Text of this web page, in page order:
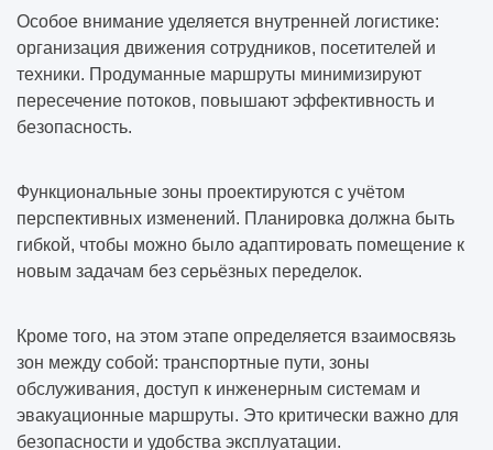
Особое внимание уделяется внутренней логистике:
организация движения сотрудников, посетителей и
техники. Продуманные маршруты минимизируют
пересечение потоков, повышают эффективность и
безопасность.
Функциональные зоны проектируются с учётом
перспективных изменений. Планировка должна быть
гибкой, чтобы можно было адаптировать помещение к
новым задачам без серьёзных переделок.
Кроме того, на этом этапе определяется взаимосвязь
зон между собой: транспортные пути, зоны
обслуживания, доступ к инженерным системам и
эвакуационные маршруты. Это критически важно для
безопасности и удобства эксплуатации.